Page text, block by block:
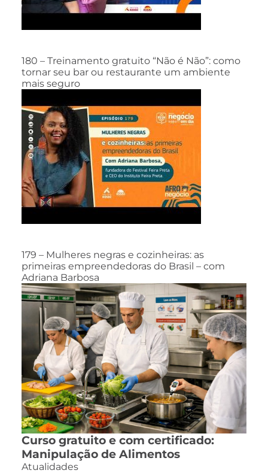
180 – Treinamento gratuito “Não é Não”: como
tornar seu bar ou restaurante um ambiente
mais seguro
179 – Mulheres negras e cozinheiras: as
primeiras empreendedoras do Brasil – com
Adriana Barbosa
Curso gratuito e com certificado:
Manipulação de Alimentos
Atualidades